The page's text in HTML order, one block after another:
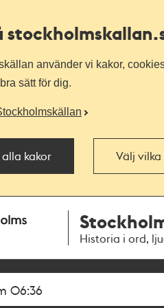
stockholmskallan
använder vi kakor,
sätt för dig.
kakor Välj
Historia i ord,